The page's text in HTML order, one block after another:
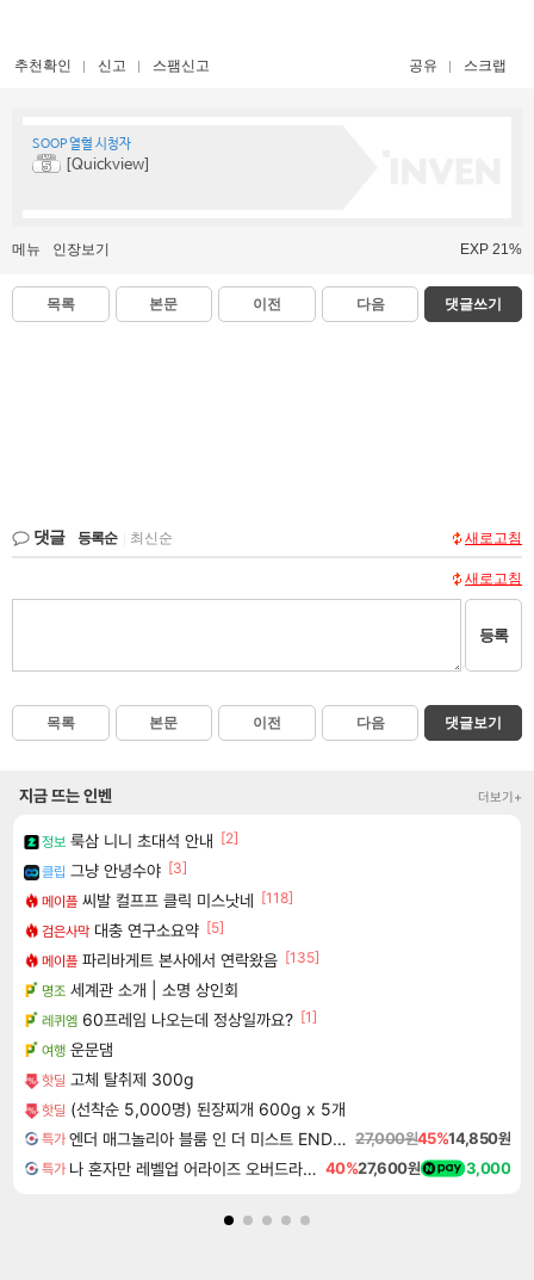
추천확인 신고 스팸신고 공유 스크랩
SOOP 열혈 시청자
[Quickview]
메뉴 인장보기 EXP 21%
목록 본문 이전 다음 댓글쓰기
댓글 등록순 최신순 새로고침
새로고침
등록
목록 본문 이전 다음 댓글보기
지금 뜨는 인벤 더보기+
정보 룩삼 니니 초대석 안내 [2]
클립 그냥 안녕수야 [3]
메이플 씨발 컬프프 클릭 미스낫네 [118]
검은사막 대충 연구소요약 [5]
메이플 파리바게트 본사에서 연락왔음 [135]
명조 세계관 소개 | 소명 상인회
레퀴엠 60프레임 나오는데 정상일까요? [1]
여행 운문댐
핫딜 고체 탈취제 300g
핫딜 (선착순 5,000명) 된장찌개 600g x 5개
특가 엔더 매그놀리아 블룸 인 더 미스트 ENDER MAGNOLIA Bloom in the Mist 27,000원45%14,850원
특가 나 혼자만 레벨업 어라이즈 오버드라이브 Solo Leveling Arise 40%27,600원 3,000